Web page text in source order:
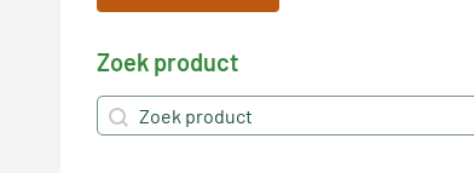
Zoek product
Zoek product
ZOEK PRODUCT